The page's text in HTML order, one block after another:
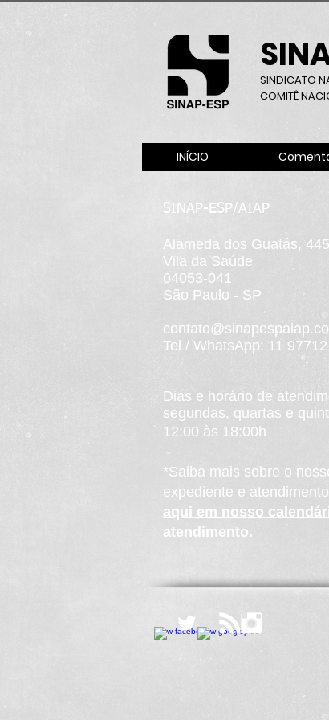
SINDICATO
COMITÊ
INÍCIO
SINAP-ESP/AIAP
Alameda dos Guatás, 445
Vila da Saúde
04053-041
São Paulo - SP
Tel / WhatsApp: 11
Dias e horário de
segundas, quartas e
12:00 às 18:00h
*Saiba mais sobre o
expediente e
aqui em nosso
atendimento.